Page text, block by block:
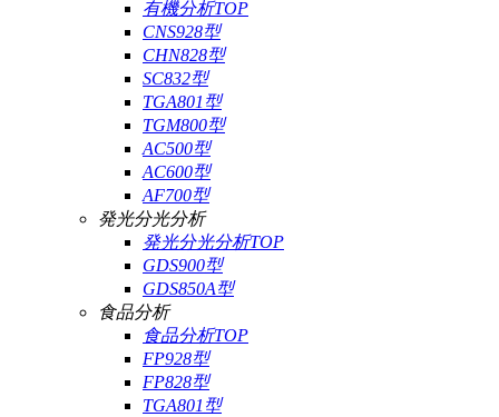
有機分析TOP
CNS928型
CHN828型
SC832型
TGA801型
TGM800型
AC500型
AC600型
AF700型
発光分光分析
発光分光分析TOP
GDS900型
GDS850A型
食品分析
食品分析TOP
FP928型
FP828型
TGA801型